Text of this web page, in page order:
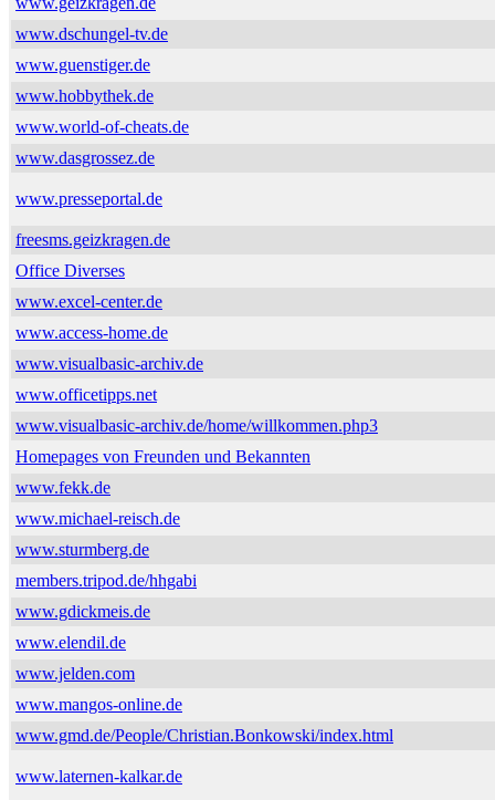
www.dschungel-tv.de
www.guenstiger.de
www.hobbythek.de
www.world-of-cheats.de
www.dasgrossez.de
www.presseportal.de
freesms.geizkragen.de
Office Diverses
www.excel-center.de
www.access-home.de
www.visualbasic-archiv.de
www.officetipps.net
www.visualbasic-archiv.de/home/willkommen.php3
Homepages von Freunden und Bekannten
www.fekk.de
www.michael-reisch.de
www.sturmberg.de
members.tripod.de/hhgabi
www.gdickmeis.de
www.elendil.de
www.jelden.com
www.mangos-online.de
www.gmd.de/People/Christian.Bonkowski/index.html
www.laternen-kalkar.de